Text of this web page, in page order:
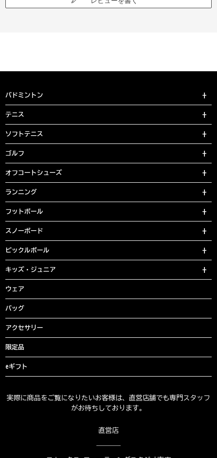
バドミントン
テニス
ソフトテニス
ゴルフ
オフコートシューズ
ランニング
フットボール
スノーボード
ピックルボール
キッズ・ジュニア
ウェア
バッグ
アクセサリー
限定品
eギフト
実際に商品をご覧になりたいお客様は、直営店舗でも専門スタッフ
がお待ちしております。
直営店